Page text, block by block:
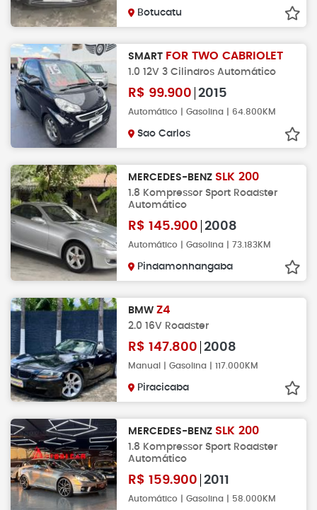
Botucatu
SMART FOR TWO CABRIOLET
1.0 12V 3 Cilindros Automático
R$ 99.900 2015
Automático | Gasolina | 64.800KM
Sao Carlos
MERCEDES-BENZ SLK 200
1.8 Kompressor Sport Roadster
Automático
R$ 145.900 2008
Automático | Gasolina | 73.183KM
Pindamonhangaba
BMW Z4
2.0 16V Roadster
R$ 147.800 2008
Manual | Gasolina | 117.000KM
Piracicaba
MERCEDES-BENZ SLK 200
1.8 Kompressor Sport Roadster
Automático
R$ 159.900 2011
Automático | Gasolina | 58.000KM